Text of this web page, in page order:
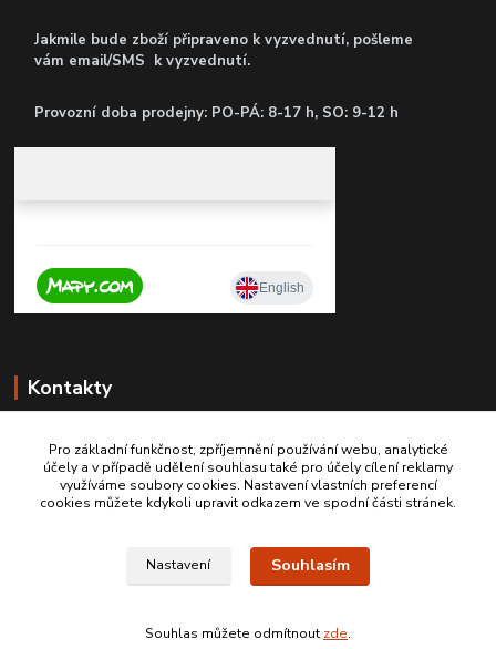
Jakmile bude zboží připraveno k vyzvednutí, pošleme
vám email/SMS k vyzvednutí.
Provozní doba prodejny: PO-PÁ: 8-17 h, SO: 9-12 h
Kontakty
+420 603467970
Pro základní funkčnost, zpříjemnění používání webu, analytické
účely a v případě udělení souhlasu také pro účely cílení reklamy
využíváme soubory cookies. Nastavení vlastních preferencí
cookies můžete kdykoli upravit odkazem ve spodní části stránek.
Nastavení Souhlasím
Souhlas můžete odmítnout zde.